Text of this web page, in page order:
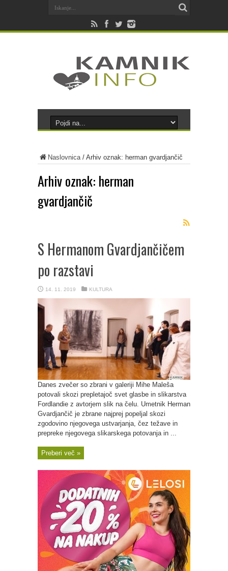
Naslovnica/ Arhiv oznak: herman gvardjančič
Arhiv oznak: herman
gvardjančič
S Hermanom Gvardjančičem
po razstavi
14. 11. 2019 KULTURA
Danes zvečer so zbrani v galeriji Mihe Maleša
potovali skozi prepletajoč svet glasbe in slikarstva
Fordlandie z avtorjem slik na čelu. Umetnik Herman
Gvardjančič je zbrane najprej popeljal skozi
zgodovino njegovega ustvarjanja, čez težave in
prepreke njegovega slikarskega potovanja in ...
Preberi več »